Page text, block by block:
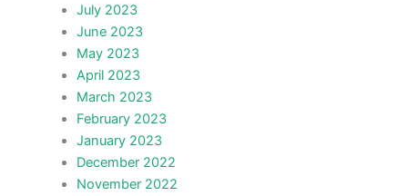
July 2023
June 2023
May 2023
April 2023
March 2023
February 2023
January 2023
December 2022
November 2022